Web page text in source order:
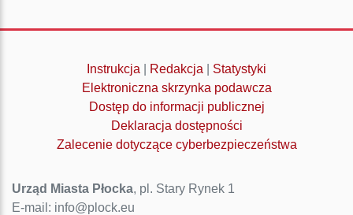
Instrukcja Redakcja
Statystyki
Elektroniczna skrzynka podawcza
Dostęp do informacji publicznej
Deklaracja dostępności
Zalecenie dotyczące cyberbezpieczeństwa
Urząd Miasta Płocka, pl. Stary Rynek 1
E-mail: info@plock.eu